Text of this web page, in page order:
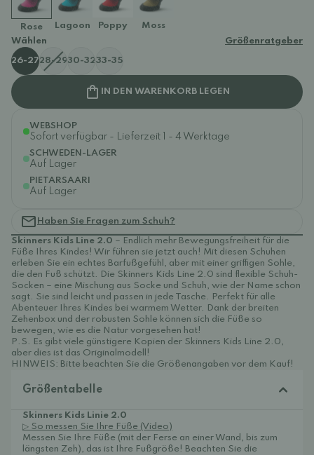
Rose Lagoon Poppy
Moss
Wählen
Größenratgeber
26-2728-2930-3233-35
IN DEN WARENKORB LEGEN
WEBSHOP
Sofort verfügbar - Lieferzeit 1 - 4 Werktage
SCHWEDEN-LAGER
Auf Lager
PIETARSAARI
Auf Lager
Haben Sie Fragen zum Schuh?
Skinners Kids Line 2.0 – Endlich mehr Bewegungsfreiheit für die
Füße Ihres Kindes! Wir führen sie jetzt auch! Mit diesen Schuhen
erleben Sie ein echtes Barfußgefühl, aber mit einer griffigen Sohle,
die den Fuß schützt.
Die Skinners Kids Line 2.0 sind flexible Schuh-
Socken – eine Mischung aus Socke und Schuh, wie der Name schon
sagt. Sie sind leicht und passen in jede Tasche. Perfekt für alle
Abenteuer Ihres Kindes bei warmem Wetter. Dank der breiten
Zehenbox und der robusten Sohle können sich die Füße so
bewegen, wie es die Natur vorgesehen hat!
P.S. Es gibt viele günstigere Kopien der Skinners Kids Line 2.0,
aber dies ist das Originalmodell!
HINWEIS: Bitte beachten Sie die Größenangaben vor dem Kauf!
Größentabelle
Skinners Kids Linie 2.0
▷ So messen Sie Ihre Füße (Video)
Messen Sie Ihre Füße (mit der Ferse an einer Wand, bis zum
längsten Zeh), das ist Ihre Fußgröße! Beachten Sie die